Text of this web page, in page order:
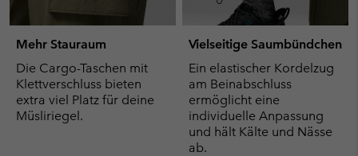
Mehr Stauraum
Die Cargo-Taschen mit
Klettverschluss bieten
extra viel Platz für deine
Müsliriegel.
Vielseitige Saumbündchen
Ein elastischer Kordelzug
am Beinabschluss
ermöglicht eine
individuelle Anpassung
und hält Kälte und Nässe
ab.